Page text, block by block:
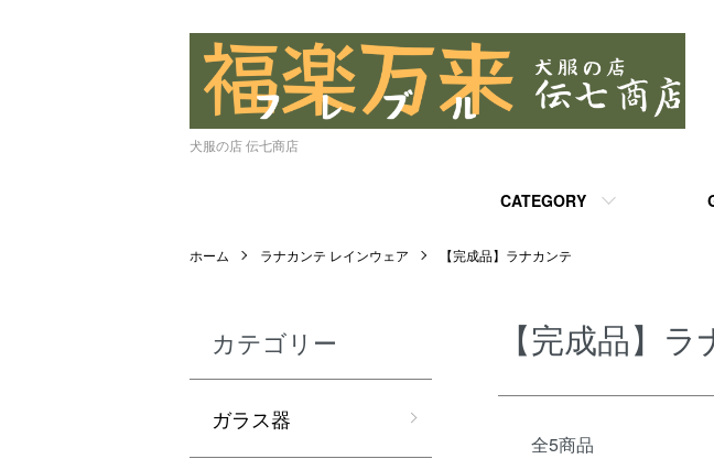
犬服の店 伝七商店
CATEGORY
ホーム ラナカンテ レインウェア 【完成品】ラナカンテ
【完成品】
全5商品
カテゴリー
ガラス器